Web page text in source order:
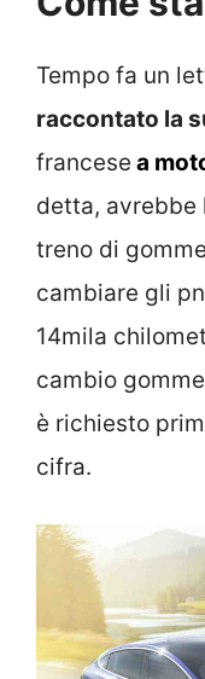
Tempo fa un
raccontato la
francese a
detta, avrebbe
treno di
cambiare gli
14mila
cambio
è richiesto
cifra.